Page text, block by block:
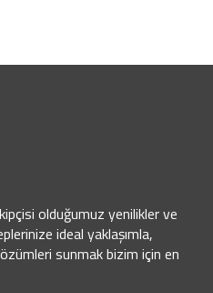
olduğumuz yenilikler ve
ideal yaklaşımla,
sunmak bizim için en